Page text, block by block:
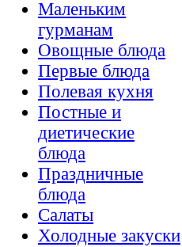
Маленьким
гурманам
Овощные блюда
Первые блюда
Полевая кухня
Постные и
диетические
блюда
Праздничные
блюда
Салаты
Холодные закуски